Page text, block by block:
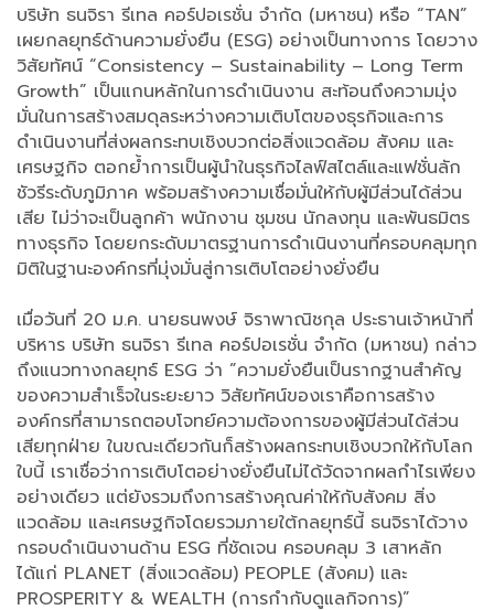
บริษัท ธนจิรา รีเทล คอร์ปอเรชั่น จำกัด (มหาชน) หรือ “TAN”
เผยกลยุทธ์ด้านความยั่งยืน (ESG) อย่างเป็นทางการ โดยวาง
วิสัยทัศน์ “Consistency – Sustainability – Long Term
Growth” เป็นแกนหลักในการดำเนินงาน สะท้อนถึงความมุ่ง
มั่นในการสร้างสมดุลระหว่างความเติบโตของธุรกิจและการ
ดำเนินงานที่ส่งผลกระทบเชิงบวกต่อสิ่งแวดล้อม สังคม และ
เศรษฐกิจ ตอกย้ำการเป็นผู้นำในธุรกิจไลฟ์สไตล์และแฟชั่นลัก
ชัวรีระดับภูมิภาค พร้อมสร้างความเชื่อมั่นให้กับผู้มีส่วนได้ส่วน
เสีย ไม่ว่าจะเป็นลูกค้า พนักงาน ชุมชน นักลงทุน และพันธมิตร
ทางธุรกิจ โดยยกระดับมาตรฐานการดำเนินงานที่ครอบคลุมทุก
มิติในฐานะองค์กรที่มุ่งมั่นสู่การเติบโตอย่างยั่งยืน
เมื่อวันที่ 20 ม.ค. นายธนพงษ์ จิราพาณิชกุล ประธานเจ้าหน้าที่
บริหาร บริษัท ธนจิรา รีเทล คอร์ปอเรชั่น จำกัด (มหาชน) กล่าว
ถึงแนวทางกลยุทธ์ ESG ว่า ”ความยั่งยืนเป็นรากฐานสำคัญ
ของความสำเร็จในระยะยาว วิสัยทัศน์ของเราคือการสร้าง
องค์กรที่สามารถตอบโจทย์ความต้องการของผู้มีส่วนได้ส่วน
เสียทุกฝ่าย ในขณะเดียวกันก็สร้างผลกระทบเชิงบวกให้กับโลก
ใบนี้ เราเชื่อว่าการเติบโตอย่างยั่งยืนไม่ได้วัดจากผลกำไรเพียง
อย่างเดียว แต่ยังรวมถึงการสร้างคุณค่าให้กับสังคม สิ่ง
แวดล้อม และเศรษฐกิจโดยรวมภายใต้กลยุทธ์นี้ ธนจิราได้วาง
กรอบดำเนินงานด้าน ESG ที่ชัดเจน ครอบคลุม 3 เสาหลัก
ได้แก่ PLANET (สิ่งแวดล้อม) PEOPLE (สังคม) และ
PROSPERITY & WEALTH (การกำกับดูแลกิจการ)”